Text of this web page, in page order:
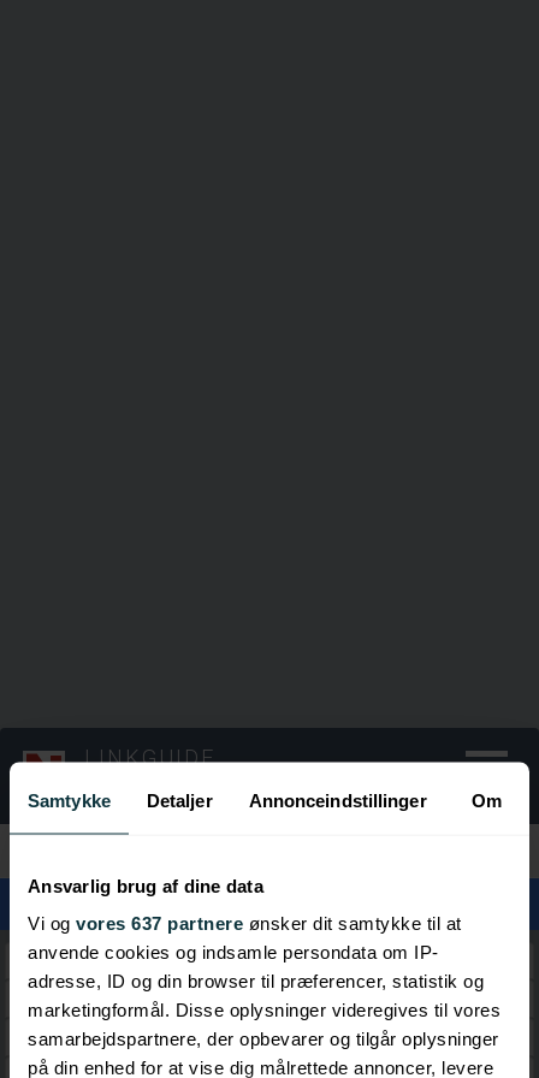
Samtykke Detaljer Annonceindstillinger Om
Ansvarlig brug af dine data
Vi og vores 637 partnere ønsker dit samtykke til at
anvende cookies og indsamle persondata om IP-
adresse, ID og din browser til præferencer, statistik og
marketingformål. Disse oplysninger videregives til vores
samarbejdspartnere, der opbevarer og tilgår oplysninger
på din enhed for at vise dig målrettede annoncer, levere
LINKGUIDE
Nyheder
Rejseforsikring
Rejsebureauer